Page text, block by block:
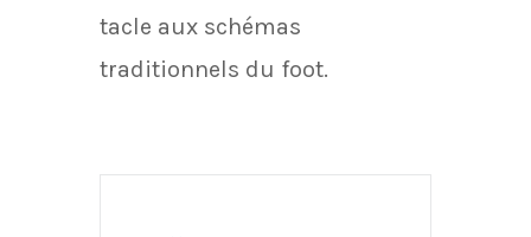
tacle aux schémas
traditionnels du foot.